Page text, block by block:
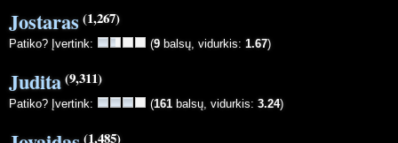
Jostaras(1,267)
Patiko? Įvertink: (9 balsų, vidurkis: 1.67)
Judita(9,311)
Patiko? Įvertink: (161 balsų, vidurkis: 3.24)
(1,485)